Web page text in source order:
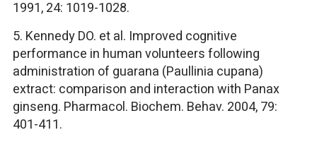
1991, 24: 1019-1028.
5. Kennedy DO. et al. Improved cognitive
performance in human volunteers following
administration of guarana (Paullinia cupana)
extract: comparison and interaction with Panax
ginseng. Pharmacol. Biochem. Behav. 2004, 79:
401-411.